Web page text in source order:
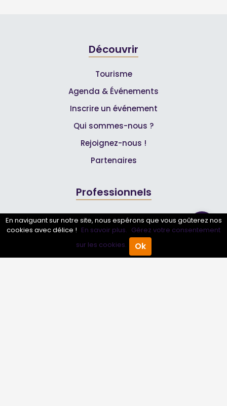
Annuaire Pro Agenda
Découvrir
Tourisme
Agenda & Événements
Inscrire un événement
Qui sommes-nous ?
Rejoignez-nous !
Partenaires
Professionnels
Annuaire pro
Inscrire mon entreprise
Les Abonnements Pros
En naviguant sur notre site, nous espérons que vous goûterez nos
cookies avec délice ! En savoir plus. Gérez votre consentement
sur les cookies.
Ok